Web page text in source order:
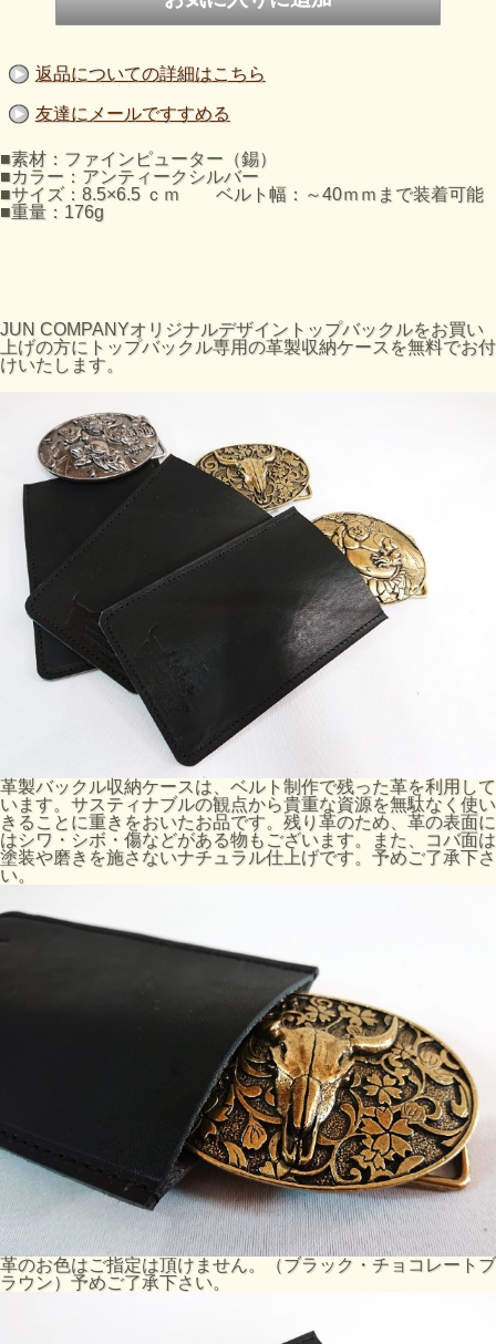
返品についての詳細はこちら
友達にメールですすめる
■素材：ファインピューター（錫）
■カラー：アンティークシルバー
■サイズ：8.5×6.5 ｃｍ ベルト幅：～40ｍｍまで装着可能
■重量：176g
JUN COMPANYオリジナルデザイントップバックルをお買い
上げの方にトップバックル専用の革製収納ケースを無料でお付
けいたします。
革製バックル収納ケースは、ベルト制作で残った革を利用して
います。サスティナブルの観点から貴重な資源を無駄なく使い
きることに重きをおいたお品です。残り革のため、革の表面に
はシワ・シボ・傷などがある物もございます。また、コバ面は
塗装や磨きを施さないナチュラル仕上げです。予めご了承下さ
い。
革のお色はご指定は頂けません。（ブラック・チョコレートブ
ラウン）予めご了承下さい。